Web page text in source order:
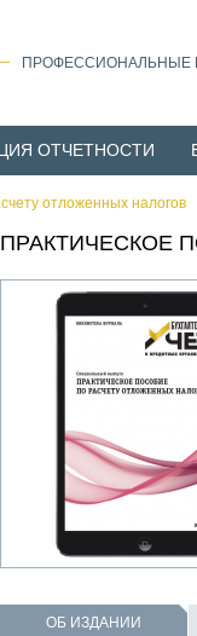
ПРОФЕССИОНАЛЬНЫЕ
ОТЧЕТНОСТИ
отложенных налогов
ПРАКТИЧЕСКОЕ
ОБ ИЗДАНИИ